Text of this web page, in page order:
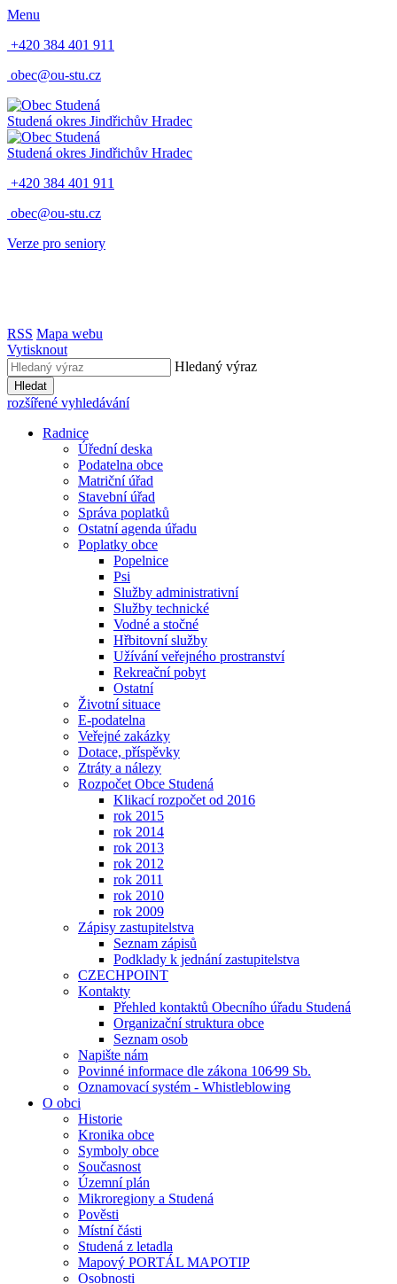
Menu
+420 384 401 911
obec@ou-stu.cz
Studená okres Jindřichův Hradec
Studená okres Jindřichův Hradec
+420 384 401 911
obec@ou-stu.cz
Verze pro seniory
RSS Mapa webu
Vytisknout
Hledaný výraz
Hledat
rozšířené vyhledávání
Radnice
Úřední deska
Podatelna obce
Matriční úřad
Stavební úřad
Správa poplatků
Ostatní agenda úřadu
Poplatky obce
Popelnice
Psi
Služby administrativní
Služby technické
Vodné a stočné
Hřbitovní služby
Užívání veřejného prostranství
Rekreační pobyt
Ostatní
Životní situace
E-podatelna
Veřejné zakázky
Dotace, příspěvky
Ztráty a nálezy
Rozpočet Obce Studená
Klikací rozpočet od 2016
rok 2015
rok 2014
rok 2013
rok 2012
rok 2011
rok 2010
rok 2009
Zápisy zastupitelstva
Seznam zápisů
Podklady k jednání zastupitelstva
CZECHPOINT
Kontakty
Přehled kontaktů Obecního úřadu Studená
Organizační struktura obce
Seznam osob
Napište nám
Povinné informace dle zákona 106⁄99 Sb.
Oznamovací systém - Whistleblowing
O obci
Historie
Kronika obce
Symboly obce
Současnost
Územní plán
Mikroregiony a Studená
Pověsti
Místní části
Studená z letadla
Mapový PORTÁL MAPOTIP
Osobnosti